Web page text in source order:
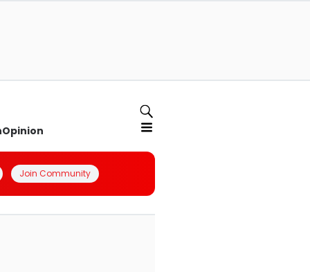
Opinion
Join Community